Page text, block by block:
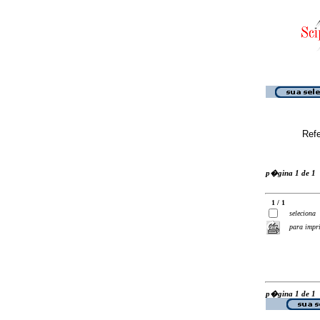
p�gina 1 de 1
1 / 1
seleciona
para
p�gina 1 de 1